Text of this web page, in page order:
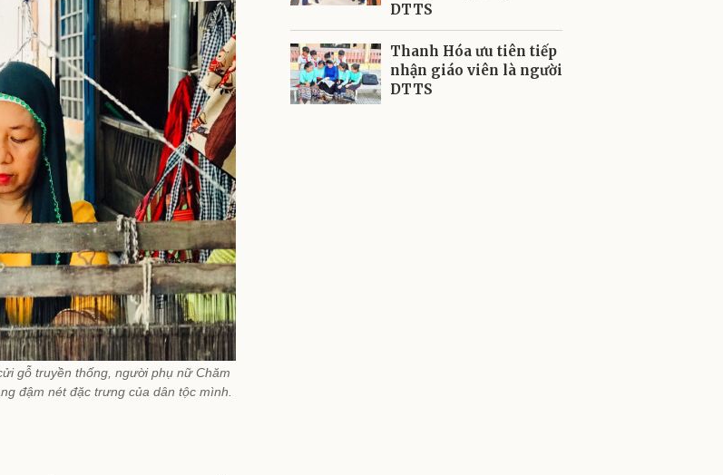
gỗ truyền thống, người phụ nữ Chăm
đậm nét đặc trưng của dân tộc mình.
DTTS
Thanh Hóa ưu tiên tiếp
nhận giáo viên là người
DTTS